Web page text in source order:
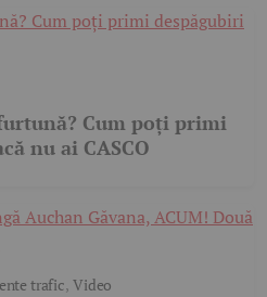
Cum poți primi
nu ai CASCO
trafic, Video